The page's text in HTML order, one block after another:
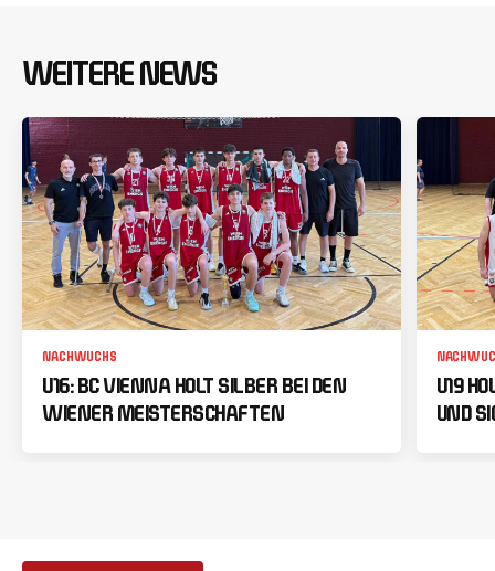
WEITERE NEWS
NACHWUCHS
U16: BC VIENNA HOLT SILBER BEI DEN
WIENER MEISTERSCHAFTEN
U19
UND